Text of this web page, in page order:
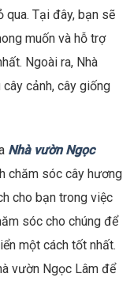
qua. Tại đây, bạn sẽ
muốn và hỗ trợ
Ngoài ra, Nhà
cảnh, cây giống
Nhà vườn Ngọc
chăm sóc cây hương
cho bạn trong việc
sóc cho chúng để
một cách tốt nhất.
vườn Ngọc Lâm để